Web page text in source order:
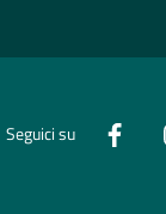
Seguici su